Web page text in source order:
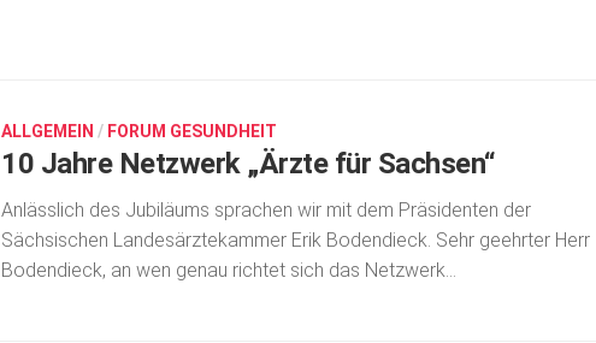
ALLGEMEIN / FORUM GESUNDHEIT
10 Jahre Netzwerk „Ärzte für Sachsen“
Anlässlich des Jubiläums sprachen wir mit dem Präsidenten der
Sächsischen Landesärztekammer Erik Bodendieck. Sehr geehrter Herr
Bodendieck, an wen genau richtet sich das Netzwerk...